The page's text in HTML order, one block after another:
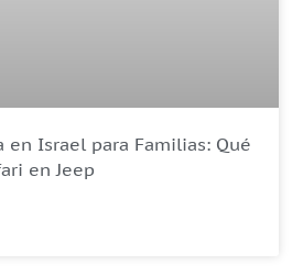
en Israel para Familias: Qué
en Jeep